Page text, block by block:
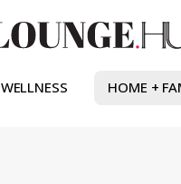
WELLNESS HOME +